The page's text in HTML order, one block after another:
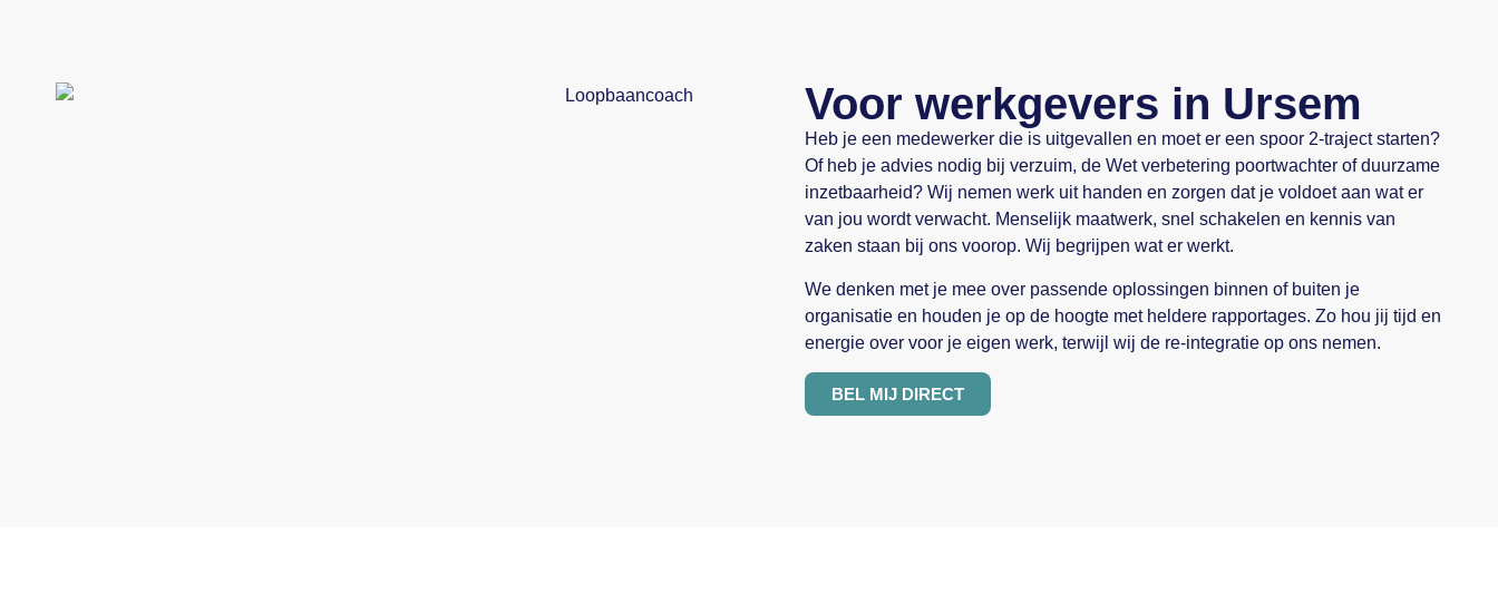
Voor werkgevers in Ursem
Heb je een medewerker die is uitgevallen en moet er een spoor 2-traject starten?
Of heb je advies nodig bij verzuim, de Wet verbetering poortwachter of duurzame
inzetbaarheid? Wij nemen werk uit handen en zorgen dat je voldoet aan wat er
van jou wordt verwacht. Menselijk maatwerk, snel schakelen en kennis van
zaken staan bij ons voorop. Wij begrijpen wat er werkt.
We denken met je mee over passende oplossingen binnen of buiten je
organisatie en houden je op de hoogte met heldere rapportages. Zo hou jij tijd en
energie over voor je eigen werk, terwijl wij de re-integratie op ons nemen.
BEL MIJ DIRECT